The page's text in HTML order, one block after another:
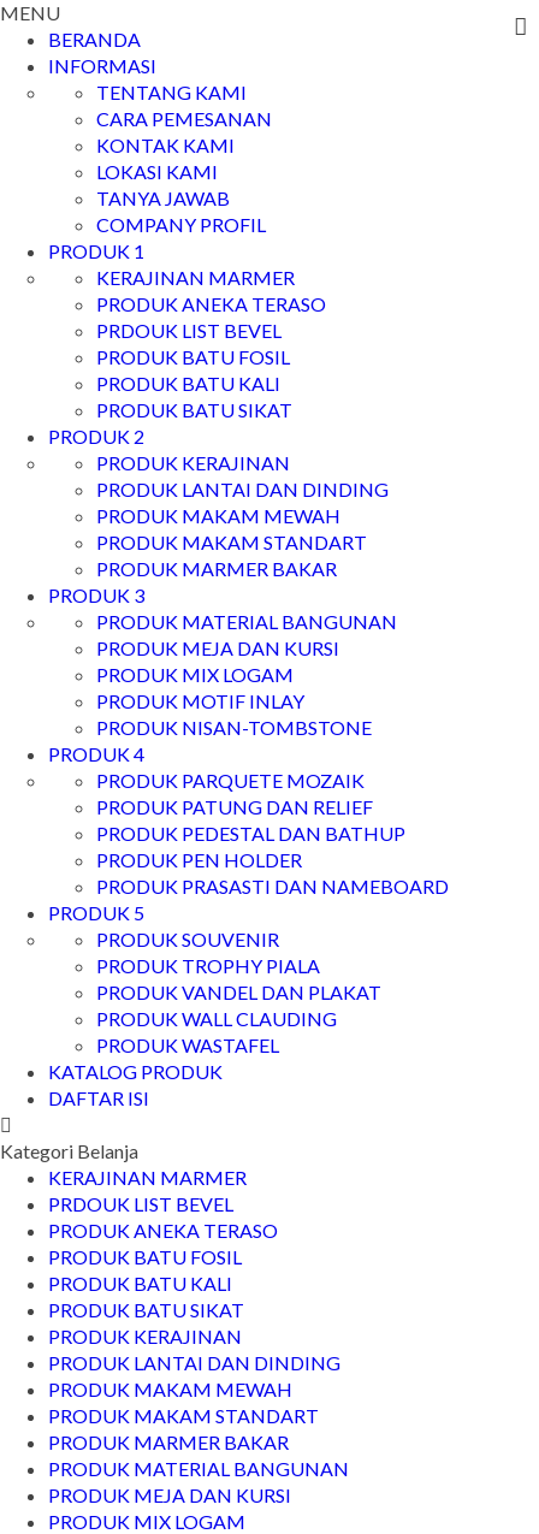
MENU
BERANDA
INFORMASI
TENTANG KAMI
CARA PEMESANAN
KONTAK KAMI
LOKASI KAMI
TANYA JAWAB
COMPANY PROFIL
PRODUK 1
KERAJINAN MARMER
PRODUK ANEKA TERASO
PRDOUK LIST BEVEL
PRODUK BATU FOSIL
PRODUK BATU KALI
PRODUK BATU SIKAT
PRODUK 2
PRODUK KERAJINAN
PRODUK LANTAI DAN DINDING
PRODUK MAKAM MEWAH
PRODUK MAKAM STANDART
PRODUK MARMER BAKAR
PRODUK 3
PRODUK MATERIAL BANGUNAN
PRODUK MEJA DAN KURSI
PRODUK MIX LOGAM
PRODUK MOTIF INLAY
PRODUK NISAN-TOMBSTONE
PRODUK 4
PRODUK PARQUETE MOZAIK
PRODUK PATUNG DAN RELIEF
PRODUK PEDESTAL DAN BATHUP
PRODUK PEN HOLDER
PRODUK PRASASTI DAN NAMEBOARD
PRODUK 5
PRODUK SOUVENIR
PRODUK TROPHY PIALA
PRODUK VANDEL DAN PLAKAT
PRODUK WALL CLAUDING
PRODUK WASTAFEL
KATALOG PRODUK
DAFTAR ISI
Kategori Belanja
KERAJINAN MARMER
PRDOUK LIST BEVEL
PRODUK ANEKA TERASO
PRODUK BATU FOSIL
PRODUK BATU KALI
PRODUK BATU SIKAT
PRODUK KERAJINAN
PRODUK LANTAI DAN DINDING
PRODUK MAKAM MEWAH
PRODUK MAKAM STANDART
PRODUK MARMER BAKAR
PRODUK MATERIAL BANGUNAN
PRODUK MEJA DAN KURSI
PRODUK MIX LOGAM